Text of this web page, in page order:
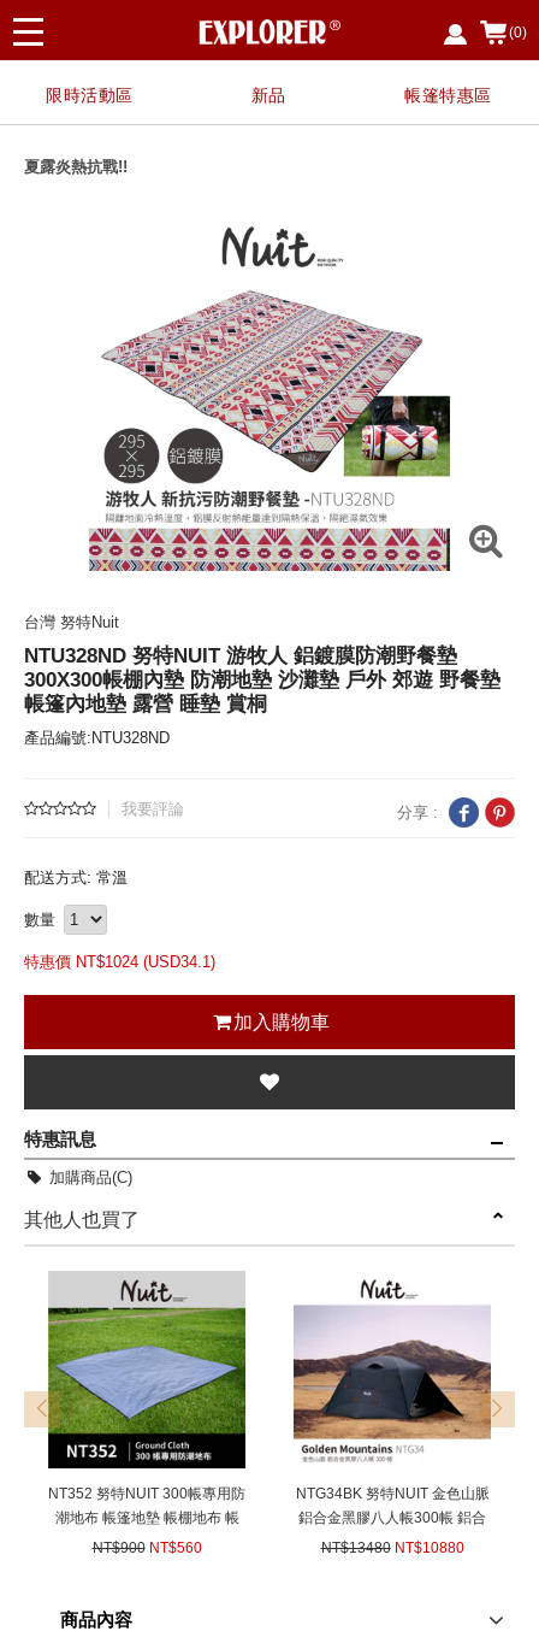
(0)
限時活動區 新品 帳篷特惠區
夏露炎熱抗戰!!
台灣 努特Nuit
NTU328ND 努特NUIT 游牧人 鋁鍍膜防潮野餐墊
300X300帳棚內墊 防潮地墊 沙灘墊 戶外 郊遊 野餐墊
帳篷內地墊 露營 睡墊 賞桐
產品編號:NTU328ND
我要評論 分享 :
配送方式: 常溫
數量
特惠價 NT$1024 (USD34.1)
加入購物車
特惠訊息
加購商品(C)
其他人也買了
NT352 努特NUIT 300帳專用防
潮地布 帳篷地墊 帳棚地布 帳
蓬外墊 300帳適用 外地布
NT$900 NT$560
NTG34BK 努特NUIT 金色山脈
鋁合金黑膠八人帳300帳 鋁合
金帳棚 8人帳蓬 露營 帳棚 家庭
NT$13480 NT$10880
prev next
商品內容